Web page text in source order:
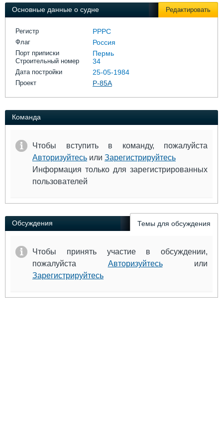
Выставки и семинары
Личности
Словарь
Галерея флота
Форум
Основные данные о судне Редактировать
Регистр РРРС
Флаг Россия
Порт приписки Пермь
Строительный номер 34
Дата постройки 25-05-1984
Проект Р-85А
Команда
Чтобы вступить в команду, пожалуйста
Авторизуйтесь или Зарегистрируйтесь
Информация только для зарегистрированных
пользователей
Обсуждения Темы для обсуждения
Чтобы принять участие в обсуждении,
пожалуйста Авторизуйтесьили
Зарегистрируйтесь